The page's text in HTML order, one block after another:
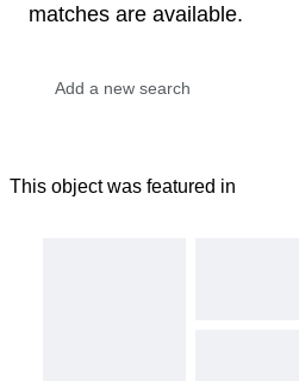
matches are available.
This object was featured in